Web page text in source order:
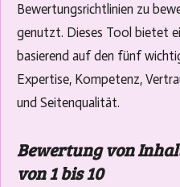
Bewertungsrichtlinien zu
genutzt. Dieses Tool bietet
basierend auf den fünf
Expertise, Kompetenz,
und Seitenqualität.
Bewertung von
von 1 bis 10